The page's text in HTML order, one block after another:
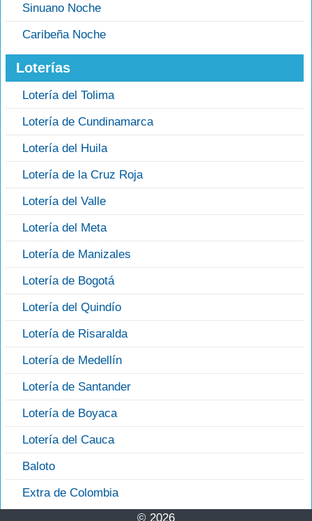
Sinuano Noche
Caribeña Noche
Loterías
Lotería del Tolima
Lotería de Cundinamarca
Lotería del Huila
Lotería de la Cruz Roja
Lotería del Valle
Lotería del Meta
Lotería de Manizales
Lotería de Bogotá
Lotería del Quindío
Lotería de Risaralda
Lotería de Medellín
Lotería de Santander
Lotería de Boyaca
Lotería del Cauca
Baloto
Extra de Colombia
© 2026